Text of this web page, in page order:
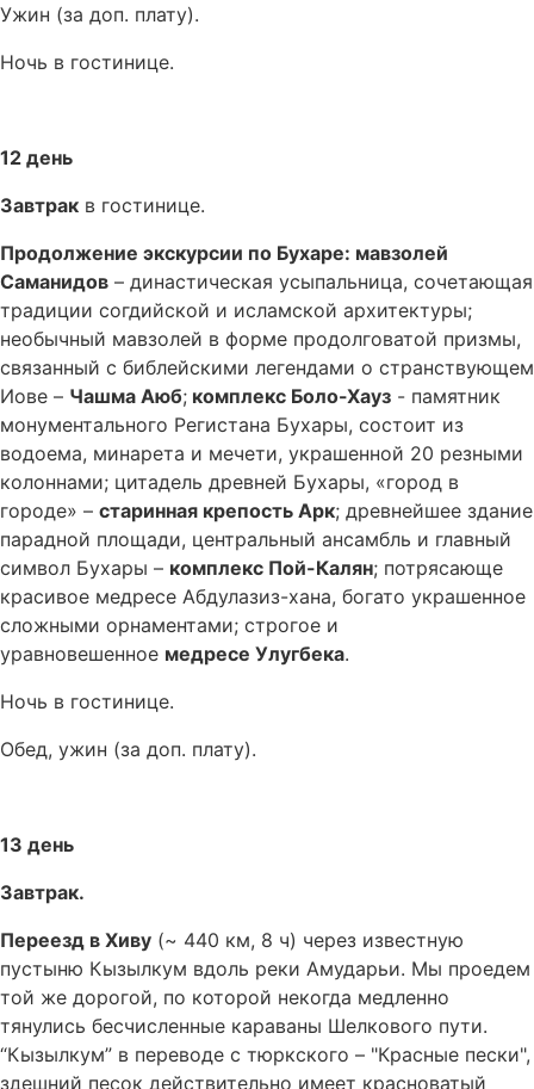
Ужин (за доп. плату).
Ночь в гостинице.
12 день
Завтрак в гостинице.
Продолжение экскурсии по Бухаре: мавзолей
Саманидов – династическая усыпальница, сочетающая
традиции согдийской и исламской архитектуры;
необычный мавзолей в форме продолговатой призмы,
связанный с библейскими легендами о странствующем
Иове – Чашма Аюб; комплекс Боло-Хауз - памятник
монументального Регистана Бухары, состоит из
водоема, минарета и мечети, украшенной 20 резными
колоннами; цитадель древней Бухары, «город в
городе» – старинная крепость Арк; древнейшее здание
парадной площади, центральный ансамбль и главный
символ Бухары – комплекс Пой-Калян; потрясающе
красивое медресе Абдулазиз-хана, богато украшенное
сложными орнаментами; строгое и
уравновешенное медресе Улугбека.
Ночь в гостинице.
Обед, ужин (за доп. плату).
13 день
Завтрак.
Переезд в Хиву (~ 440 км, 8 ч) через известную
пустыню Кызылкум вдоль реки Амударьи. Мы проедем
той же дорогой, по которой некогда медленно
тянулись бесчисленные караваны Шелкового пути.
“Кызылкум” в переводе с тюркского – "Красные пески",
здешний песок действительно имеет красноватый